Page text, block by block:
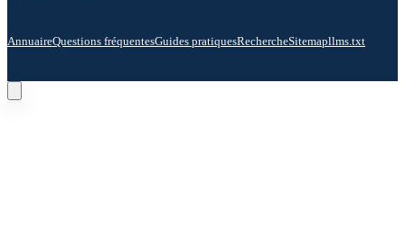
AnnuaireQuestions fréquentesGuides pratiquesRechercheSitemapllms.txt